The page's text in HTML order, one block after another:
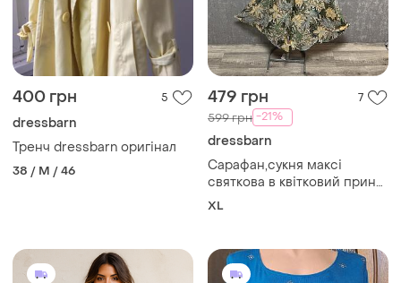
400 грн 5
dressbarn
Тренч dressbarn оригінал
38 / M / 46
479 грн 7
599 грн -21%
dressbarn
Сарафан,сукня максі
святкова в квітковий принт
,верх натуральний шовк,
XL